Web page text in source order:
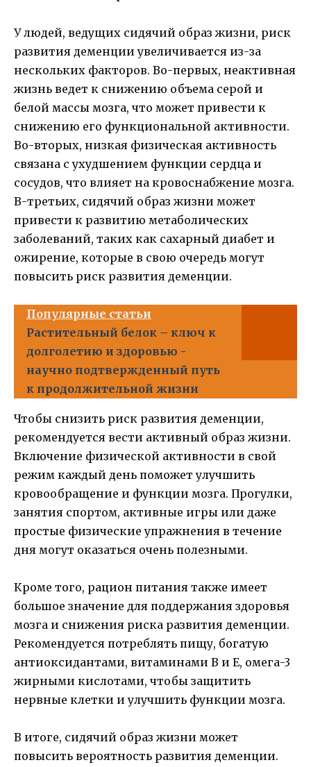
У людей, ведущих сидячий образ жизни, риск
развития деменции увеличивается из-за
нескольких факторов. Во-первых, неактивная
жизнь ведет к снижению объема серой и
белой массы мозга, что может привести к
снижению его функциональной активности.
Во-вторых, низкая физическая активность
связана с ухудшением функции сердца и
сосудов, что влияет на кровоснабжение мозга.
В-третьих, сидячий образ жизни может
привести к развитию метаболических
заболеваний, таких как сахарный диабет и
ожирение, которые в свою очередь могут
повысить риск развития деменции.
Популярные статьи
Растительный белок – ключ к
долголетию и здоровью -
научно подтвержденный путь
к продолжительной жизни
Чтобы снизить риск развития деменции,
рекомендуется вести активный образ жизни.
Включение физической активности в свой
режим каждый день поможет улучшить
кровообращение и функции мозга. Прогулки,
занятия спортом, активные игры или даже
простые физические упражнения в течение
дня могут оказаться очень полезными.
Кроме того, рацион питания также имеет
большое значение для поддержания здоровья
мозга и снижения риска развития деменции.
Рекомендуется потреблять пищу, богатую
антиоксидантами, витаминами B и E, омега-3
жирными кислотами, чтобы защитить
нервные клетки и улучшить функции мозга.
В итоге, сидячий образ жизни может
повысить вероятность развития деменции.